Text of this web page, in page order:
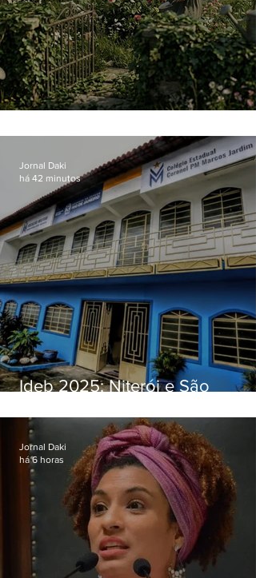
Ideb 2025: Niterói e São
distintos no ensino médio; veja
Jornal Daki
há 42 minutos
Jornal Daki
há 6 horas